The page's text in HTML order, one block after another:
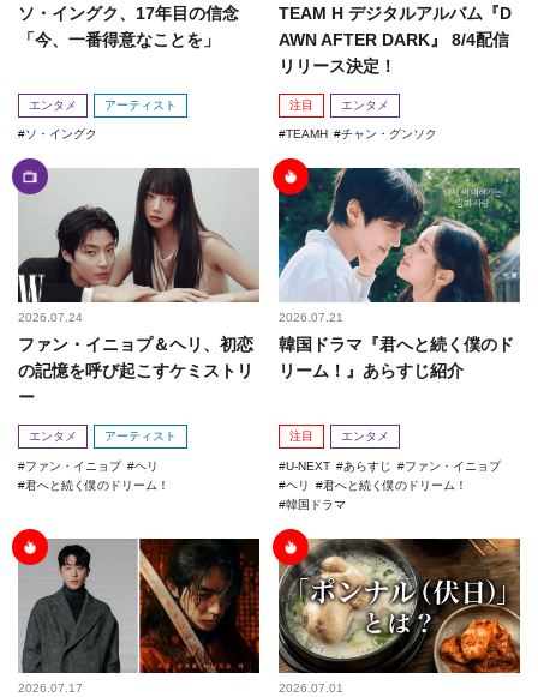
ソ・イングク、17年目の信念
「今、一番得意なことを」
エンタメ アーティスト
ソ・イングク
TEAM H デジタルアルバム『D
AWN AFTER DARK』 8/4配信
リリース決定！
注目 エンタメ
TEAMH チャン・グンソク
2026.07.24
ファン・イニョプ＆ヘリ、初恋
の記憶を呼び起こすケミストリ
ー
エンタメ アーティスト
ファン・イニョプ
ヘリ
君へと続く僕のドリーム！
2026.07.21
韓国ドラマ『君へと続く僕のド
リーム！』あらすじ紹介
注目 エンタメ
U-NEXT あらすじ
ファン・イニョプ
ヘリ
君へと続く僕のドリーム！
韓国ドラマ
2026.07.17 2026.07.01